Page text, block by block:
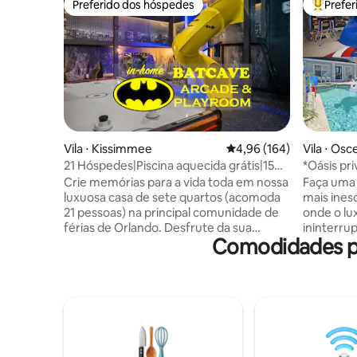
Preferido dos hóspedes
Preferido dos hóspedes
Vila ⋅ Kissimmee 4,96 de uma avaliação
4,96 (164)
21 Hóspedes|Piscina aquecida grátis|15
min da Disney|Banheira de
hidromassagem
Crie memórias para a vida toda em nossa
luxuosa casa de sete quartos (acomoda
21 pessoas) na principal comunidade de
férias de Orlando. Desfrute da sua
própria sala de jogos da caverna do
Batman, piscina privativa (aquecida sem
cancelamento significam que você pode
reservar com confiança. Apenas 15
Entre
Vila ⋅
*Oásis
golfe
Faça
mais
onde o
com
Star
Comodidades